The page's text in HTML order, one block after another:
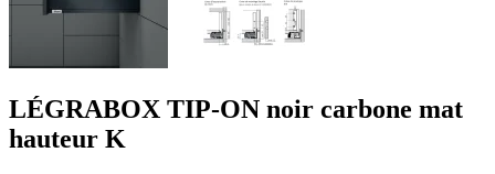
LÉGRABOX TIP-ON noir carbone mat
hauteur K